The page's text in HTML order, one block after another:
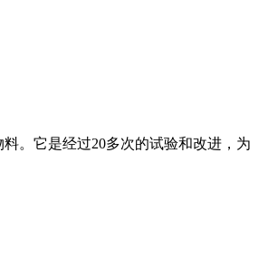
。它是经过20多次的试验和改进，为